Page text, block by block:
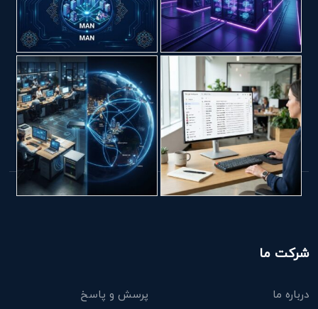
شرکت ما
درباره ما
پرسش و پاسخ